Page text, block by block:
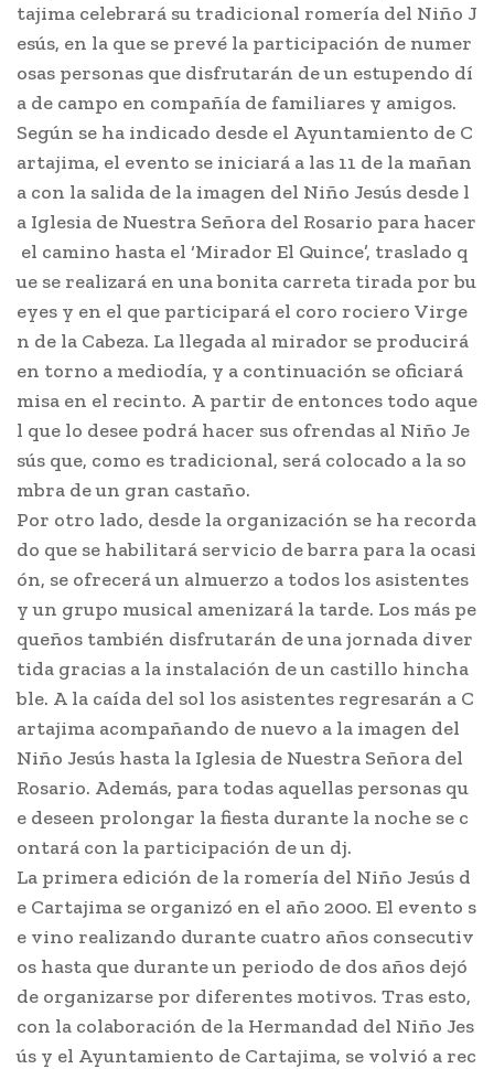
tajima celebrará su tradicional romería del Niño J
esús, en la que se prevé la participación de numer
osas personas que disfrutarán de un estupendo dí
a de campo en compañía de familiares y amigos.
Según se ha indicado desde el Ayuntamiento de C
artajima, el evento se iniciará a las 11 de la mañan
a con la salida de la imagen del Niño Jesús desde l
a Iglesia de Nuestra Señora del Rosario para hacer
el camino hasta el ‘Mirador El Quince’, traslado q
ue se realizará en una bonita carreta tirada por bu
eyes y en el que participará el coro rociero Virge
n de la Cabeza. La llegada al mirador se producirá
en torno a mediodía, y a continuación se oficiará
misa en el recinto. A partir de entonces todo aque
l que lo desee podrá hacer sus ofrendas al Niño Je
sús que, como es tradicional, será colocado a la so
mbra de un gran castaño.
Por otro lado, desde la organización se ha recorda
do que se habilitará servicio de barra para la ocasi
ón, se ofrecerá un almuerzo a todos los asistentes
y un grupo musical amenizará la tarde. Los más pe
queños también disfrutarán de una jornada diver
tida gracias a la instalación de un castillo hincha
ble. A la caída del sol los asistentes regresarán a C
artajima acompañando de nuevo a la imagen del
Niño Jesús hasta la Iglesia de Nuestra Señora del
Rosario. Además, para todas aquellas personas qu
e deseen prolongar la fiesta durante la noche se c
ontará con la participación de un dj.
La primera edición de la romería del Niño Jesús d
e Cartajima se organizó en el año 2000. El evento s
e vino realizando durante cuatro años consecutiv
os hasta que durante un periodo de dos años dejó
de organizarse por diferentes motivos. Tras esto,
con la colaboración de la Hermandad del Niño Jes
ús y el Ayuntamiento de Cartajima, se volvió a rec